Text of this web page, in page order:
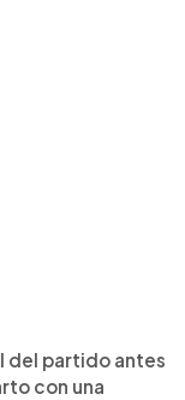
del partido antes
con una